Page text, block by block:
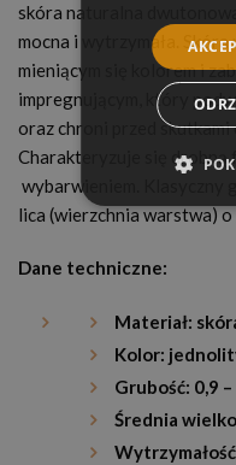
skóra naturalna
mocna i wytrzymała.
mieniącym się kolorem i
impregnującym, który
oraz chroni przed skutkami
Charakteryzuje się drobną
wybarwieniem. Klasyczny
lica (wierzchnia warstwa) o
Dane techniczne:
Materiał:
Kolor:
Grubość: 0,9 –
Średnia